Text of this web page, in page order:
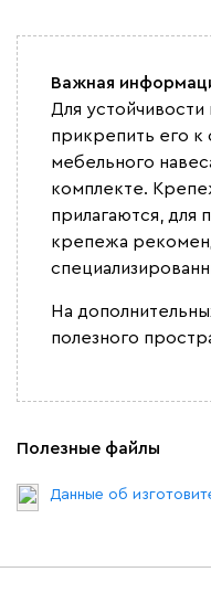
Важная
Для
прикрепить его
мебельного
комплекте.
прилагаются, для
крепежа
На
полезного
Полезные файлы
Данные об